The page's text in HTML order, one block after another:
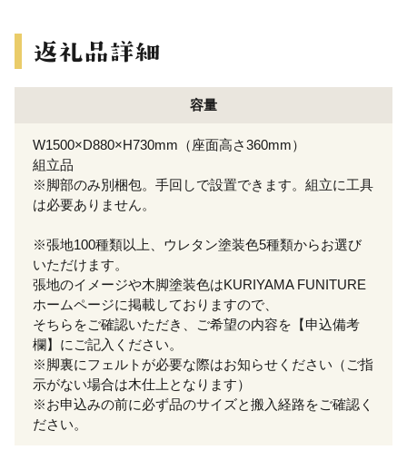
容量
W1500×D880×H730mm（座面高さ360mm）
組立品
※脚部のみ別梱包。手回しで設置できます。組立に工具
は必要ありません。
※張地100種類以上、ウレタン塗装色5種類からお選び
いただけます。
張地のイメージや木脚塗装色はKURIYAMA FUNITURE
ホームページに掲載しておりますので、
そちらをご確認いただき、ご希望の内容を【申込備考
欄】にご記入ください。
※脚裏にフェルトが必要な際はお知らせください（ご指
示がない場合は木仕上となります）
※お申込みの前に必ず品のサイズと搬入経路をご確認く
ださい。